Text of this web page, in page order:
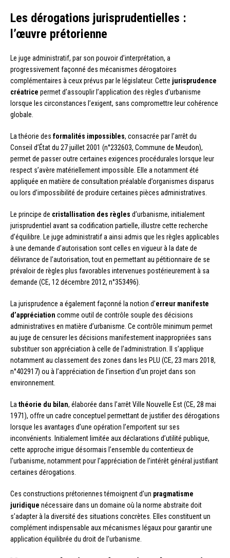
Les dérogations jurisprudentielles :
l’œuvre prétorienne
Le juge administratif, par son pouvoir d’interprétation, a
progressivement façonné des mécanismes dérogatoires
complémentaires à ceux prévus par le législateur. Cette jurisprudence
créatrice permet d’assouplir l’application des règles d’urbanisme
lorsque les circonstances l’exigent, sans compromettre leur cohérence
globale.
La théorie des formalités impossibles, consacrée par l’arrêt du
Conseil d’État du 27 juillet 2001 (n°232603, Commune de Meudon),
permet de passer outre certaines exigences procédurales lorsque leur
respect s’avère matériellement impossible. Elle a notamment été
appliquée en matière de consultation préalable d’organismes disparus
ou lors d’impossibilité de produire certaines pièces administratives.
Le principe de cristallisation des règles d’urbanisme, initialement
jurisprudentiel avant sa codification partielle, illustre cette recherche
d’équilibre. Le juge administratif a ainsi admis que les règles applicables
à une demande d’autorisation sont celles en vigueur à la date de
délivrance de l’autorisation, tout en permettant au pétitionnaire de se
prévaloir de règles plus favorables intervenues postérieurement à sa
demande (CE, 12 décembre 2012, n°353496).
La jurisprudence a également façonné la notion d’erreur manifeste
d’appréciation comme outil de contrôle souple des décisions
administratives en matière d’urbanisme. Ce contrôle minimum permet
au juge de censurer les décisions manifestement inappropriées sans
substituer son appréciation à celle de l’administration. Il s’applique
notamment au classement des zones dans les PLU (CE, 23 mars 2018,
n°402917) ou à l’appréciation de l’insertion d’un projet dans son
environnement.
La théorie du bilan, élaborée dans l’arrêt Ville Nouvelle Est (CE, 28 mai
1971), offre un cadre conceptuel permettant de justifier des dérogations
lorsque les avantages d’une opération l’emportent sur ses
inconvénients. Initialement limitée aux déclarations d’utilité publique,
cette approche irrigue désormais l’ensemble du contentieux de
l’urbanisme, notamment pour l’appréciation de l’intérêt général justifiant
certaines dérogations.
Ces constructions prétoriennes témoignent d’un pragmatisme
juridique nécessaire dans un domaine où la norme abstraite doit
s’adapter à la diversité des situations concrètes. Elles constituent un
complément indispensable aux mécanismes légaux pour garantir une
application équilibrée du droit de l’urbanisme.